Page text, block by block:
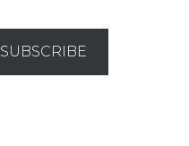
SUBSCRIBE